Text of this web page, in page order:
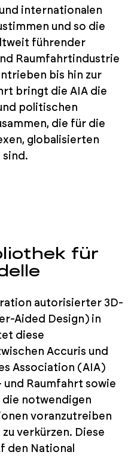
internationalen
und so die
führender
Raumfahrtindustrie
bis hin zur
bringt die AIA die
politischen
die für die
globalisierten
für
autorisierter 3D-
Aided Design) in
diese
Accuris und
Association (AIA)
und Raumfahrt sowie
notwendigen
voranzutreiben
verkürzen. Diese
den National